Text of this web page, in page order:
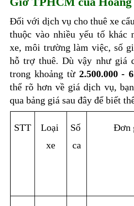
Đối với dịch vụ cho thuê xe
thuộc vào nhiều yếu tố khác
xe, môi trường làm việc, số
hỗ trợ thuê. Dù vậy như giá
trong khoảng từ 2.500.000 -
thể rõ hơn về giá dịch vụ,
qua bảng giá sau đây để biết
STT
Loại
xe
Số
ca
Đơn